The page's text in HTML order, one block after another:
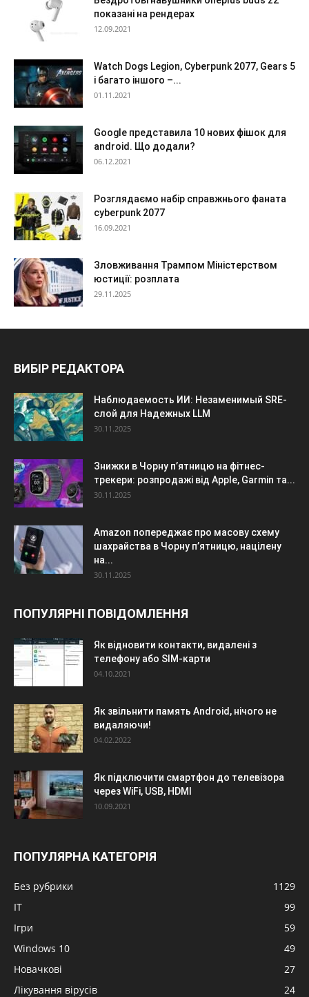
показані на рендерах
12.09.2021
Watch Dogs Legion, Cyberpunk 2077, Gears 5
і багато іншого –...
01.11.2021
Google представила 10 нових фішок для
android. Що додали?
06.12.2021
Розглядаємо набір справжнього фаната
cyberpunk 2077
16.09.2021
Зловживання Трампом Міністерством
юстиції: розплата
29.11.2025
ВИБІР РЕДАКТОРА
Наблюдаемость ИИ: Незаменимый SRE-
слой для Надежных LLM
30.11.2025
Знижки в Чорну п’ятницю на фітнес-
трекери: розпродажі від Apple, Garmin та...
30.11.2025
Amazon попереджає про масову схему
шахрайства в Чорну п’ятницю, націлену
на...
30.11.2025
ПОПУЛЯРНІ ПОВІДОМЛЕННЯ
Як відновити контакти, видалені з
телефону або SIM-карти
04.10.2021
Як звільнити память Android, нічого не
видаляючи!
04.02.2022
Як підключити смартфон до телевізора
через WiFi, USB, HDMI
10.09.2021
ПОПУЛЯРНА КАТЕГОРІЯ
Без рубрики
1129
IT
99
Ігри
59
Windows 10
49
Новачкові
27
Лікування вірусів
24